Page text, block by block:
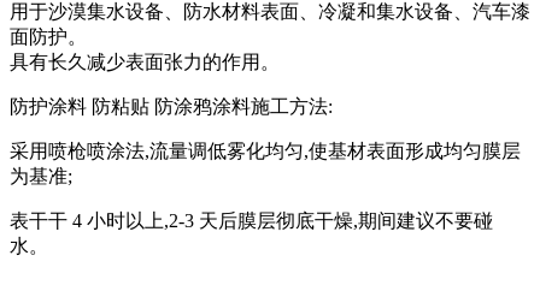
用于沙漠集水设备、防水材料表面、冷凝和集水设备、汽车漆
面防护。
具有长久减少表面张力的作用。
防护涂料 防粘贴 防涂鸦涂料施工方法:
采用喷枪喷涂法,流量调低雾化均匀,使基材表面形成均匀膜层
为基准;
表干干 4 小时以上,2-3 天后膜层彻底干燥,期间建议不要碰
水。